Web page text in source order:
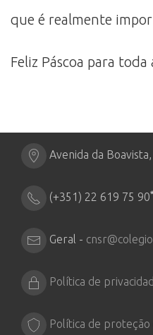
que é realmente
Feliz Páscoa para
Avenida da
(+351) 22 619 75 90*
Geral -
Política de
Política de